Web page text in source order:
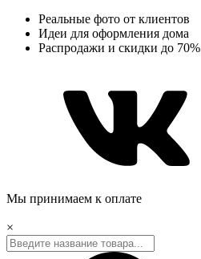
Реальные фото от клиентов
Идеи для оформления дома
Распродажи и скидки до 70%
Мы принимаем к оплате
×